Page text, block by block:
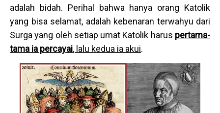
adalah bidah. Perihal bahwa hanya orang Katolik
yang bisa selamat, adalah kebenaran terwahyu dari
Surga yang oleh setiap umat Katolik harus pertama-
tama ia percayai, lalu kedua ia akui.